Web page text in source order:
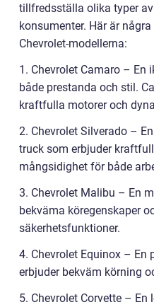
tillfredsställa olika typer
konsumenter. Här är
Chevrolet-modellerna:
1. Chevrolet Camaro – En
både prestanda och stil.
kraftfulla motorer och
2. Chevrolet Silverado –
truck som erbjuder
mångsidighet för både
3. Chevrolet Malibu – En
bekväma köregenskaper
säkerhetsfunktioner.
4. Chevrolet Equinox – En
erbjuder bekväm körning
5. Chevrolet Corvette –